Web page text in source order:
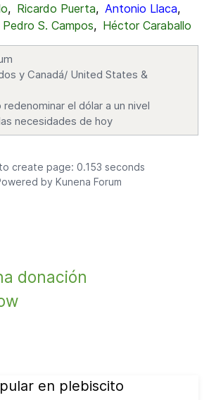
, Ricardo Puerta, Antonio Llaca,
Pedro S. Campos, Héctor Caraballo
y Canadá/ United States &
redenominar el dólar a un nivel
necesidades de hoy
create page: 0.153 seconds
by Kunena Forum
donación
en plebiscito